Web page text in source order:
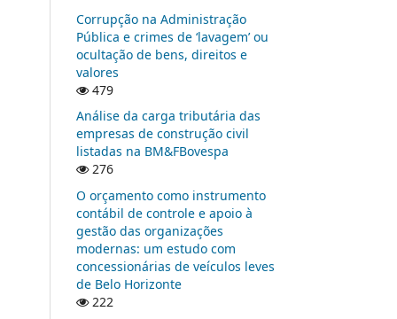
Corrupção na Administração
Pública e crimes de ‘lavagem’ ou
ocultação de bens, direitos e
valores
479
Análise da carga tributária das
empresas de construção civil
listadas na BM&FBovespa
276
O orçamento como instrumento
contábil de controle e apoio à
gestão das organizações
modernas: um estudo com
concessionárias de veículos leves
de Belo Horizonte
222